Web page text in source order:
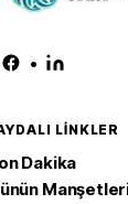
•
LINKLER
Dakika